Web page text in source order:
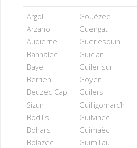
Argol
Arzano
Audierne
Bannalec
Baye
Berrien
Beuzec-Cap-
Sizun
Bodilis
Bohars
Bolazec
Gouézec
Guengat
Guerlesquin
Guiclan
Guiler-sur-
Goyen
Guilers
Guilligomarc’h
Guilvinec
Guimaëc
Guimiliau